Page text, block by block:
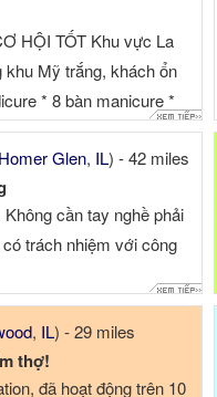
HỘI TỐT Khu vực La
khu Mỹ trắng, khách ổn
* 8 bàn manicure *
Homer Glen, IL) - 42 miles
cần tay nghề phải
trách nhiệm với công
, IL) - 29 miles
thợ!
đã hoạt động trên 10